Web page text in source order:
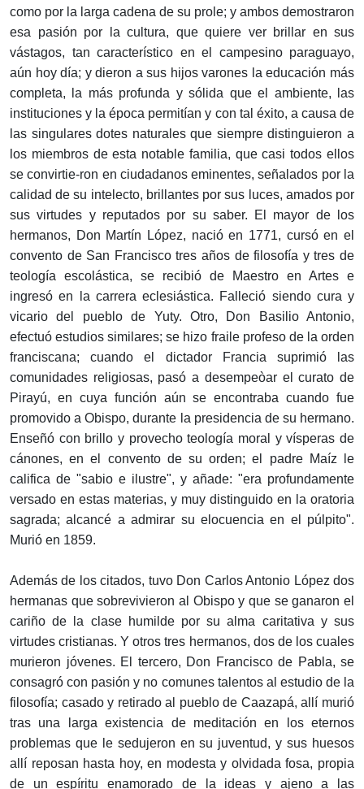
como por la larga cadena de su prole; y ambos demostraron
esa pasión por la cultura, que quiere ver brillar en sus
vástagos, tan característico en el campesino paraguayo,
aún hoy día; y dieron a sus hijos varones la educación más
completa, la más profunda y sólida que el ambiente, las
instituciones y la época permitían y con tal éxito, a causa de
las singulares dotes naturales que siempre distinguieron a
los miembros de esta notable familia, que casi todos ellos
se convirtie-ron en ciudadanos eminentes, señalados por la
calidad de su intelecto, brillantes por sus luces, amados por
sus virtudes y reputados por su saber. El mayor de los
hermanos, Don Martín López, nació en 1771, cursó en el
convento de San Francisco tres años de filosofía y tres de
teología escolástica, se recibió de Maestro en Artes e
ingresó en la carrera eclesiástica. Falleció siendo cura y
vicario del pueblo de Yuty. Otro, Don Basilio Antonio,
efectuó estudios similares; se hizo fraile profeso de la orden
franciscana; cuando el dictador Francia suprimió las
comunidades religiosas, pasó a desempeòar el curato de
Pirayú, en cuya función aún se encontraba cuando fue
promovido a Obispo, durante la presidencia de su hermano.
Enseñó con brillo y provecho teología moral y vísperas de
cánones, en el convento de su orden; el padre Maíz le
califica de "sabio e ilustre", y añade: "era profundamente
versado en estas materias, y muy distinguido en la oratoria
sagrada; alcancé a admirar su elocuencia en el púlpito".
Murió en 1859.
Además de los citados, tuvo Don Carlos Antonio López dos
hermanas que sobrevivieron al Obispo y que se ganaron el
cariño de la clase humilde por su alma caritativa y sus
virtudes cristianas. Y otros tres hermanos, dos de los cuales
murieron jóvenes. El tercero, Don Francisco de Pabla, se
consagró con pasión y no comunes talentos al estudio de la
filosofía; casado y retirado al pueblo de Caazapá, allí murió
tras una larga existencia de meditación en los eternos
problemas que le sedujeron en su juventud, y sus huesos
allí reposan hasta hoy, en modesta y olvidada fosa, propia
de un espíritu enamorado de la ideas y ajeno a las